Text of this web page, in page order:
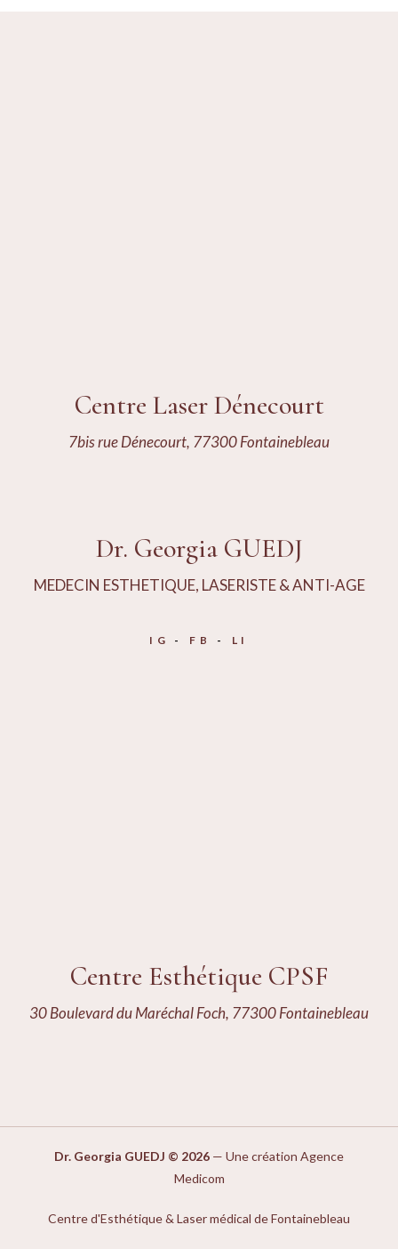
Centre Laser Dénecourt
7bis rue Dénecourt, 77300 Fontainebleau
Dr. Georgia GUEDJ
MEDECIN ESTHETIQUE, LASERISTE & ANTI-AGE
IG FB LI
Centre Esthétique CPSF
30 Boulevard du Maréchal Foch, 77300 Fontainebleau
Dr. Georgia GUEDJ © 2026 — Une création Agence
Medicom
Centre d'Esthétique & Laser médical de Fontainebleau